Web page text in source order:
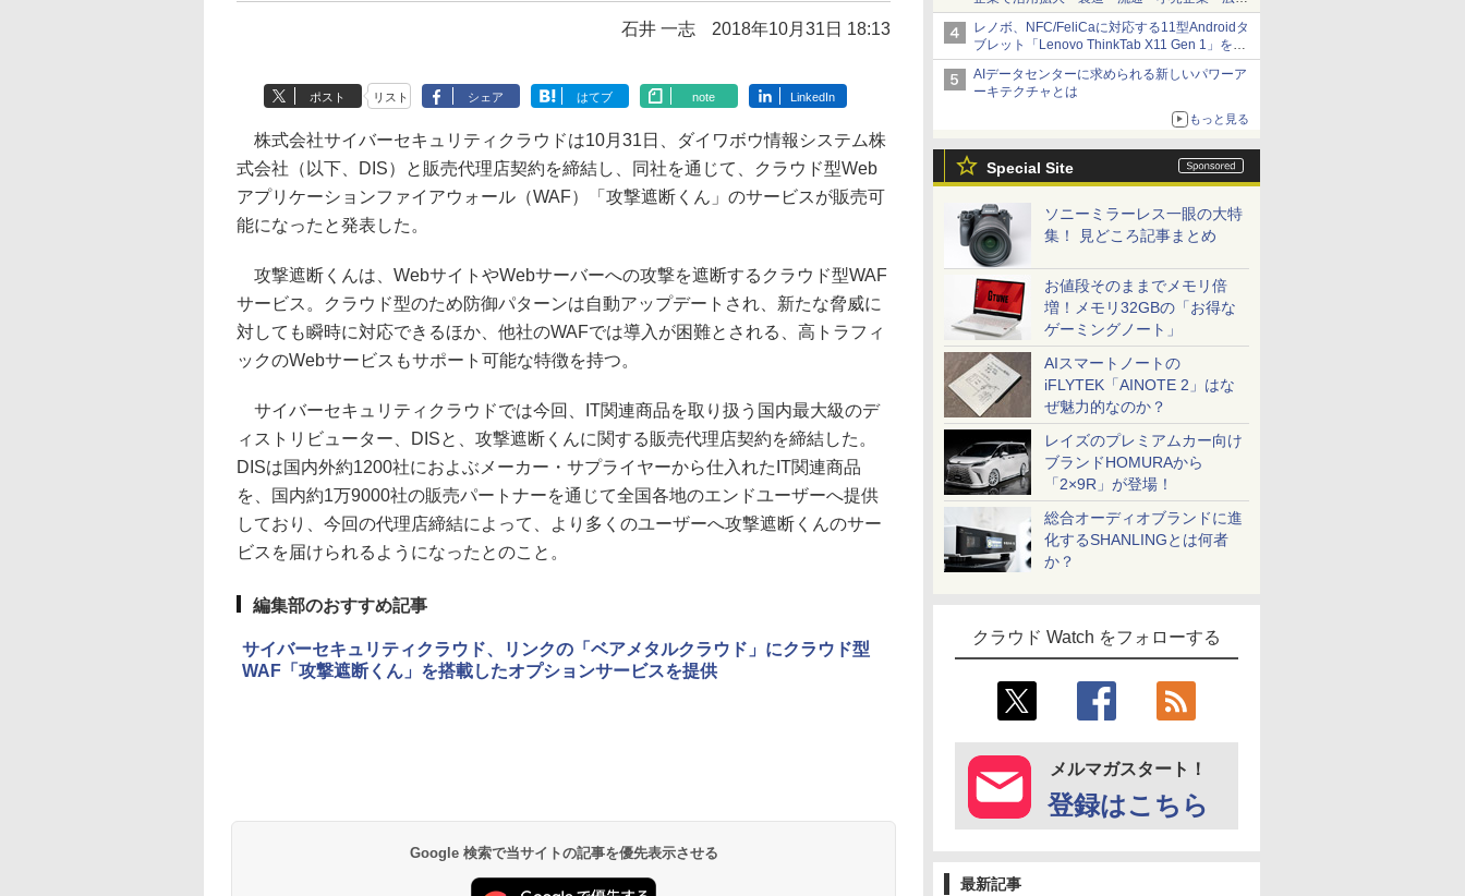
代理店などが実装フェーズへ
レノボ、NFC/FeliCaに対応する11型Androidタ
ブレット「Lenovo ThinkTab X11 Gen 1」を発
売
AIデータセンターに求められる新しいパワーア
ーキテクチャとは
もっと見る
Special Site
ソニーミラーレス一眼の大特
集！ 見どころ記事まとめ
お値段そのままでメモリ倍
増！メモリ32GBの「お得な
ゲーミングノート」
AIスマートノートの
iFLYTEK「AINOTE 2」はな
ぜ魅力的なのか？
レイズのプレミアムカー向け
ブランドHOMURAから
「2×9R」が登場！
総合オーディオブランドに進
化するSHANLINGとは何者
か？
クラウド Watch をフォローする
メルマガスタート！
登録はこちら
最新記事
石井 一志 2018年10月31日 18:13
ポスト リスト シェア はてブ note LinkedIn
株式会社サイバーセキュリティクラウドは10月31日、ダイワボウ情報システム株
式会社（以下、DIS）と販売代理店契約を締結し、同社を通じて、クラウド型Web
アプリケーションファイアウォール（WAF）「攻撃遮断くん」のサービスが販売可
能になったと発表した。
攻撃遮断くんは、WebサイトやWebサーバーへの攻撃を遮断するクラウド型WAF
サービス。クラウド型のため防御パターンは自動アップデートされ、新たな脅威に
対しても瞬時に対応できるほか、他社のWAFでは導入が困難とされる、高トラフィ
ックのWebサービスもサポート可能な特徴を持つ。
サイバーセキュリティクラウドでは今回、IT関連商品を取り扱う国内最大級のデ
ィストリビューター、DISと、攻撃遮断くんに関する販売代理店契約を締結した。
DISは国内外約1200社におよぶメーカー・サプライヤーから仕入れたIT関連商品
を、国内約1万9000社の販売パートナーを通じて全国各地のエンドユーザーへ提供
しており、今回の代理店締結によって、より多くのユーザーへ攻撃遮断くんのサー
ビスを届けられるようになったとのこと。
編集部のおすすめ記事
サイバーセキュリティクラウド、リンクの「ベアメタルクラウド」にクラウド型
WAF「攻撃遮断くん」を搭載したオプションサービスを提供
Google 検索で当サイトの記事を優先表示させる